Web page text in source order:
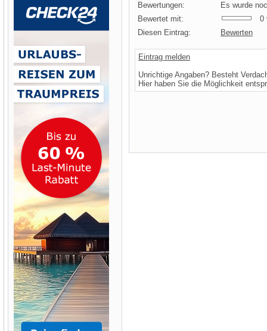
Bewertungen:
Es wurde
Bewertet mit:
0
Diesen Eintrag:
Bewerten
Eintrag melden
Unrichtige Angaben? Besteht
Hier haben Sie die Möglichkeit